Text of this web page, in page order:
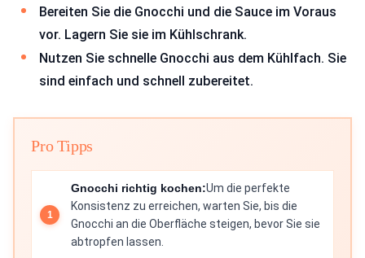
Bereiten Sie die Gnocchi und die Sauce im Voraus
vor. Lagern Sie sie im Kühlschrank.
Nutzen Sie schnelle Gnocchi aus dem Kühlfach. Sie
sind einfach und schnell zubereitet.
Pro Tipps
Gnocchi richtig kochen:Um die perfekte
Konsistenz zu erreichen, warten Sie, bis die
Gnocchi an die Oberfläche steigen, bevor Sie sie
abtropfen lassen.